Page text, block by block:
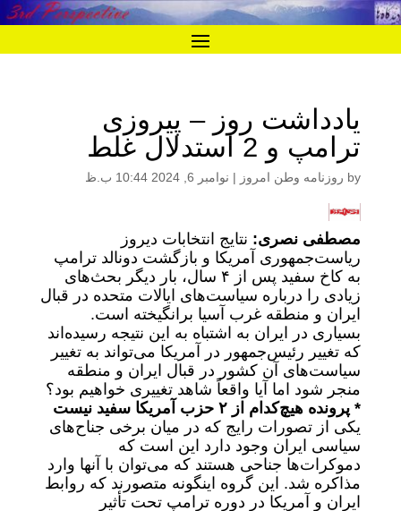
یادداشت روز – پیروزی
ترامپ و 2 استدلال غلط
by روزنامه وطن امروز | نوامبر 6, 2024 10:44 ب.ظ
مصطفی نصری: نتایج انتخابات دیروز
ریاست‌‌جمهوری آمریکا و بازگشت دونالد ترامپ
به کاخ سفید پس از ۴ سال، بار دیگر بحث‌های
زیادی را درباره سیاست‌های ایالات متحده در قبال
ایران و منطقه غرب آسیا برانگیخته است.
بسیاری در ایران به اشتباه به این نتیجه رسیده‌اند
که تغییر رئیس‌جمهور در آمریکا می‌تواند به تغییر
سیاست‌های آن کشور در قبال ایران و منطقه
منجر شود اما آیا واقعاً شاهد تغییری خواهیم بود؟
* پرونده هیچ‌کدام از ۲ حزب آمریکا سفید نیست
یکی از تصورات رایج که در میان برخی جناح‌های
سیاسی ایران وجود دارد این است که
دموکرات‌ها جناحی هستند که می‌توان با آنها وارد
مذاکره شد. این گروه اینگونه متصورند که روابط
ایران و آمریکا در دوره ترامپ تحت تأثیر